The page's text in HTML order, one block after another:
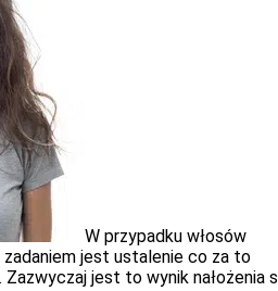
W przypadku włosów
zadaniem jest ustalenie co za to
jest to wynik nałożenia